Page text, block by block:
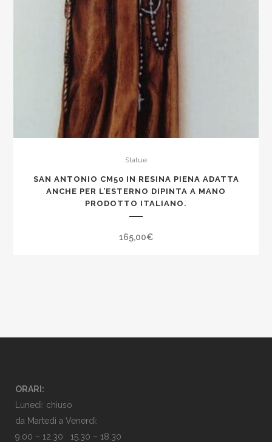
Statue
SAN ANTONIO CM50 IN RESINA PIENA ADATTA
ANCHE PER L’ESTERNO DIPINTA A MANO
PRODOTTO ITALIANO.
165,00€
ORARI:
Lunedì: chiuso
da Martedì a Venerdì:
9.00 – 12.30 15.30 – 18.30